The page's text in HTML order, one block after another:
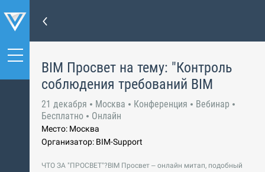
BIM Просвет на тему: "Контроль
соблюдения требований BIM
21 декабря Москва Конференция
Вебинар
Бесплатно
Онлайн
Место: Москва
Организатор: BIM-Support
ЧТО ЗА "ПРОСВЕТ"?BIM Просвет – онлайн митап, подобный